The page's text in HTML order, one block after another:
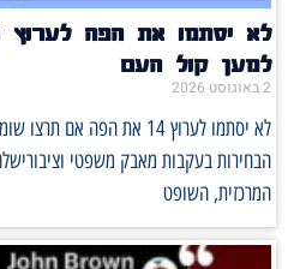
למען קול העם
2 באוגוסט 2026
לא יסתמו לערוץ 14 את הפה
הבחירות בעקבות מאבק משפטי
המרכזית, השופט